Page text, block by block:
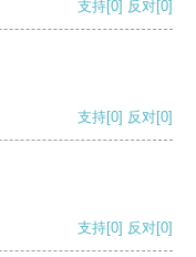
支持[0] 反对[0]
支持[0] 反对[0]
支持[0] 反对[0]